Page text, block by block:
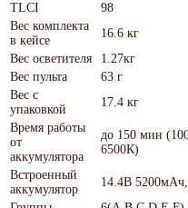
TLCI
98
Вес комплекта
в кейсе
16.6 кг
Вес осветителя
1.27кг
Вес пульта
63 г
Вес с
упаковкой
17.4 кг
Время работы
от
аккумулятора
до 150 мин
6500К)
Встроенный
аккумулятор
14.4В